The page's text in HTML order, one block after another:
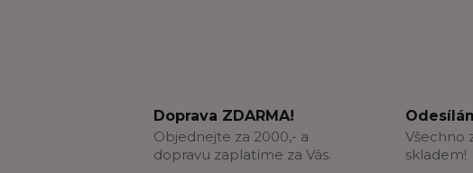
Doprava ZDARMA!
Objednejte za 2000,- a
dopravu zaplatíme za Vás.
Všechno
skladem!